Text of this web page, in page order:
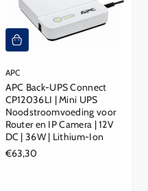
APC
APC Back-UPS Connect
CP12036LI | Mini UPS
Noodstroomvoeding voor
Router en IP Camera | 12V
DC | 36W | Lithium-Ion
Reguliere
€63,30